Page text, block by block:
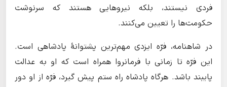
فردی نیستند، بلکه نیروهایی هستند که سرنوشت
حکومت‌ها را تعیین می‌کنند.
در شاهنامه، فرّه ایزدی مهم‌ترین پشتوانهٔ پادشاهی است.
این فرّه تا زمانی با فرمانروا همراه است که او به عدالت
پایبند باشد. هرگاه پادشاه راه ستم پیش گیرد، فرّه از او دور